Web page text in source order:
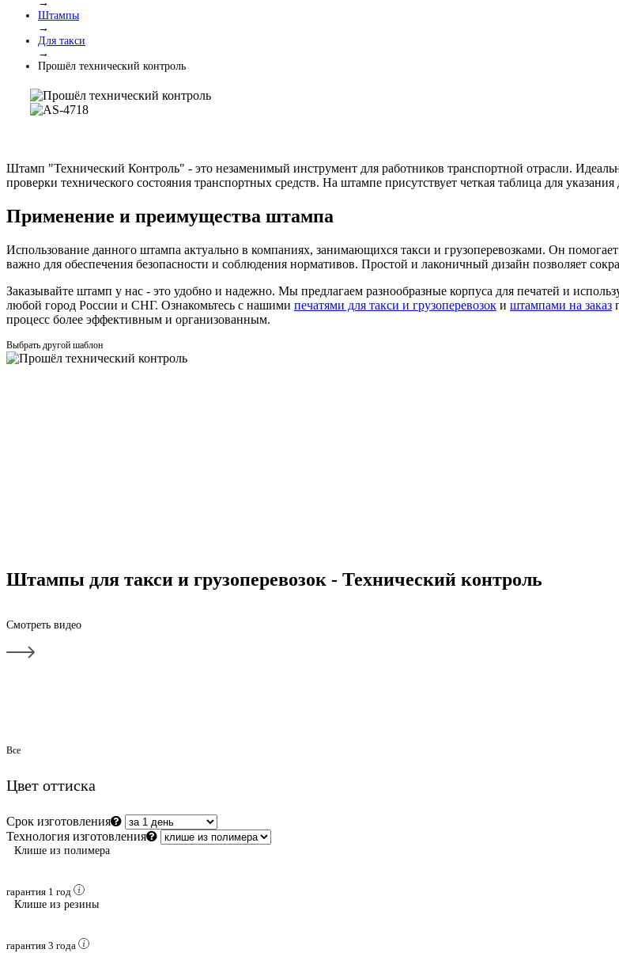
→
Штампы
→
Для такси
→
Прошёл технический контроль
Штамп "Технический Контроль" - это незаменимый инструмент для работников транспортной отрасли.
проверки технического состояния транспортных средств. На штампе присутствует четкая таблица для
Применение и преимущества штампа
Использование данного штампа актуально в компаниях, занимающихся такси и грузоперевозками. Он
важно для обеспечения безопасности и соблюдения нормативов. Простой и лаконичный дизайн позволяет
Заказывайте штамп у нас - это удобно и надежно. Мы предлагаем разнообразные корпуса для печатей и
любой город России и СНГ. Ознакомьтесь с нашими печатями для такси и грузоперевозок и штампами на заказ
процесс более эффективным и организованным.
Выбрать другой шаблон
Штампы для такси и грузоперевозок - Технический контроль
Смотреть видео
Все
Цвет оттиска
Срок изготовления
Технология изготовления
Клише из полимера
гарантия 1 год
Клише из резины
гарантия 3 года